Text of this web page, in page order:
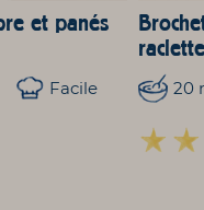
et panés
Facile 20